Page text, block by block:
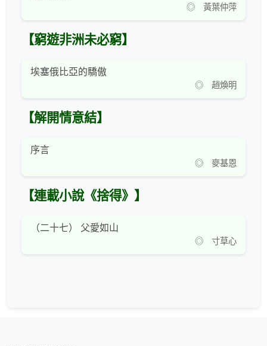
◎ 黃葉仲萍
【窮遊非洲未必窮】
埃塞俄比亞的驕傲
◎ 趙煥明
【解開情意結】
序言
◎ 麥基恩
【連載小說《捨得》】
（二十七） 父愛如山
◎ 寸草心